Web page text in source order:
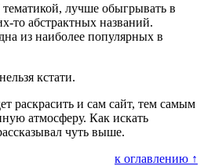
тематикой, лучше обыгрывать в
то абстрактных названий.
из наиболее популярных в
кстати.
раскрасить и сам сайт, тем самым
атмосферу. Как искать
чуть выше.
к оглавлению ↑